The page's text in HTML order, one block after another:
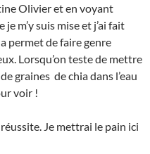
Olivier et en voyant
m’y suis mise et j’ai fait
permet de faire genre
Lorsqu’on teste de mettre
graines de chia dans l’eau
voir !
Je mettrai le pain ici